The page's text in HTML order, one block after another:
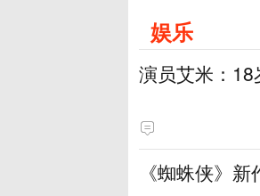
娱乐
演员艾米：
《蜘蛛侠》